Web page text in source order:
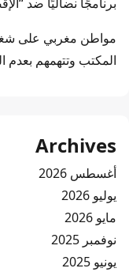
مواطن مغربي على
المكتب وتتهمهم بعدم
Archives
أغسطس 2026
يوليو 2026
مايو 2026
نوفمبر 2025
يونيو 2025